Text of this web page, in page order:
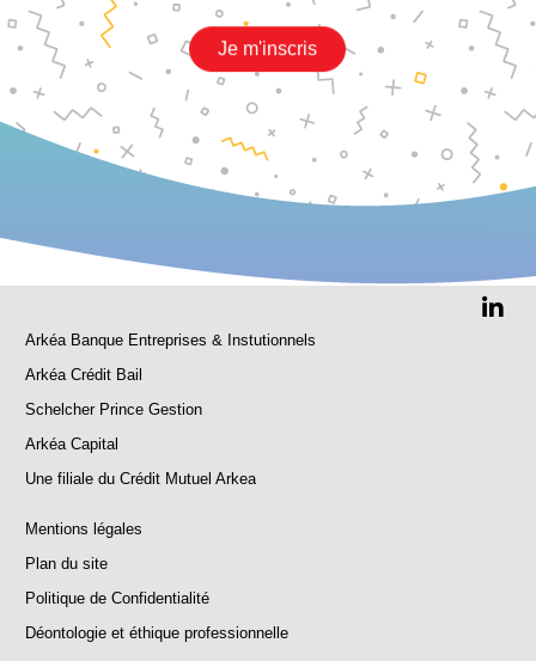
Je m'inscris
Arkéa Banque Entreprises & Instutionnels
Arkéa Crédit Bail
Schelcher Prince Gestion
Arkéa Capital
Une filiale du Crédit Mutuel Arkea
Mentions légales
Plan du site
Politique de Confidentialité
Déontologie et éthique professionnelle